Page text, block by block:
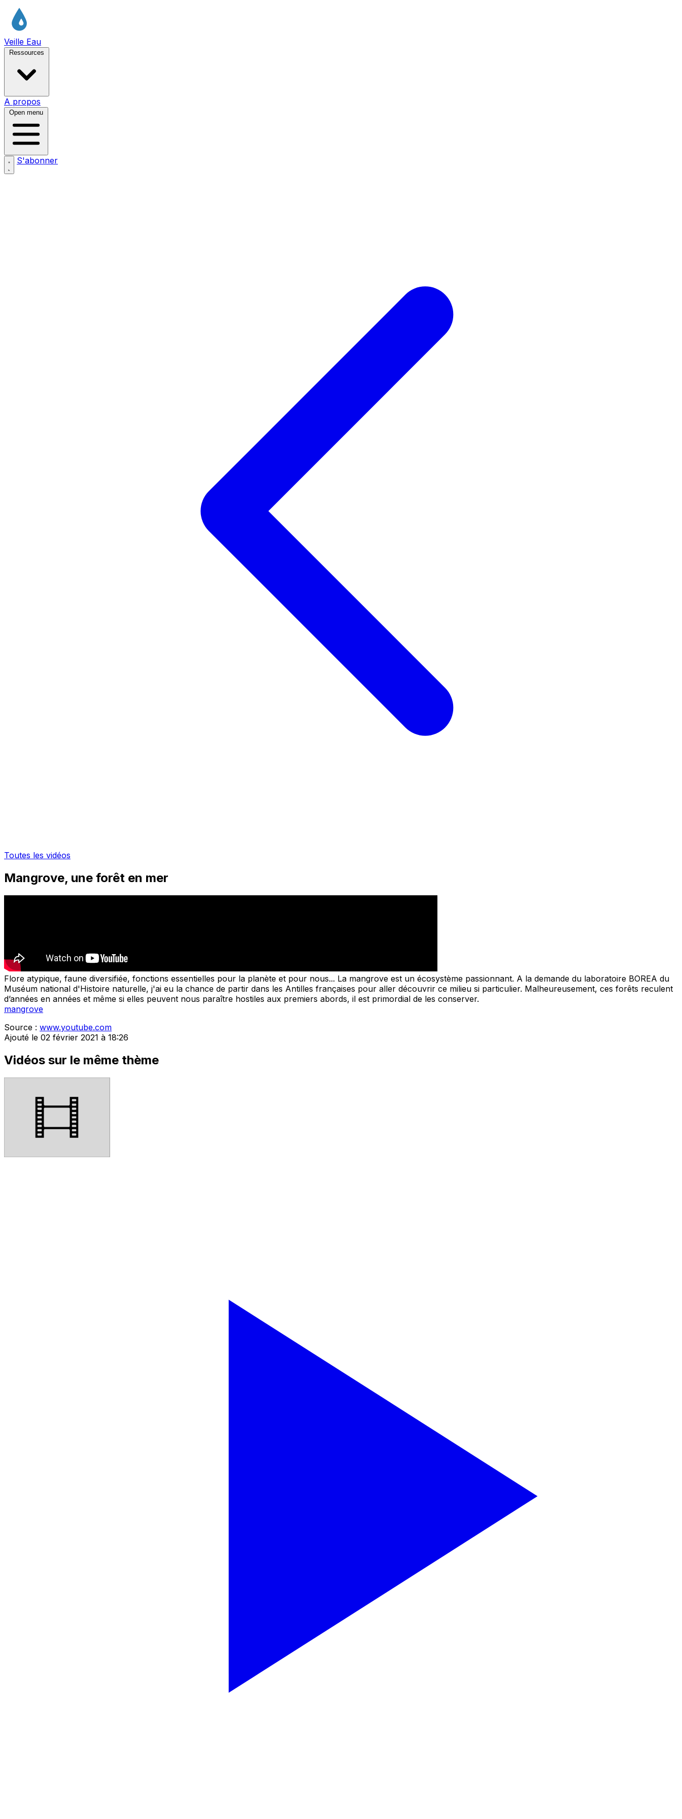
Veille Eau
Ressources
A propos
Open menu
S'abonner
Toutes les vidéos
Mangrove, une forêt en mer
Flore atypique, faune diversifiée, fonctions essentielles pour la planète et pour nous... La mangrove est un écosystème passionnant. A la demande du laboratoire BOREA du
Muséum national d'Histoire naturelle, j'ai eu la chance de partir dans les Antilles françaises pour aller découvrir ce milieu si particulier. Malheureusement, ces forêts reculent
d’années en années et même si elles peuvent nous paraître hostiles aux premiers abords, il est primordial de les conserver.
mangrove
Source : www.youtube.com
Ajouté le 02 février 2021 à 18:26
Vidéos sur le même thème